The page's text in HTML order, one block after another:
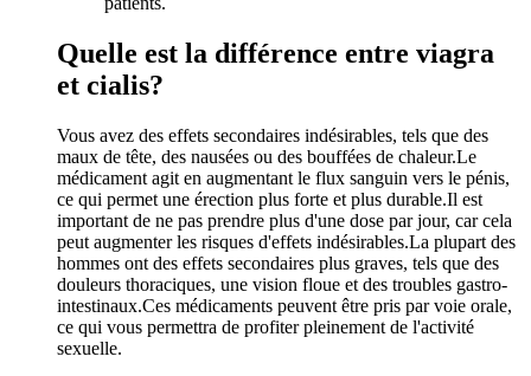
Quelle est la différence entre viagra
et cialis?
Vous avez des effets secondaires indésirables, tels que des
maux de tête, des nausées ou des bouffées de chaleur.Le
médicament agit en augmentant le flux sanguin vers le pénis,
ce qui permet une érection plus forte et plus durable.Il est
important de ne pas prendre plus d'une dose par jour, car cela
peut augmenter les risques d'effets indésirables.La plupart des
hommes ont des effets secondaires plus graves, tels que des
douleurs thoraciques, une vision floue et des troubles gastro-
intestinaux.Ces médicaments peuvent être pris par voie orale,
ce qui vous permettra de profiter pleinement de l'activité
sexuelle.